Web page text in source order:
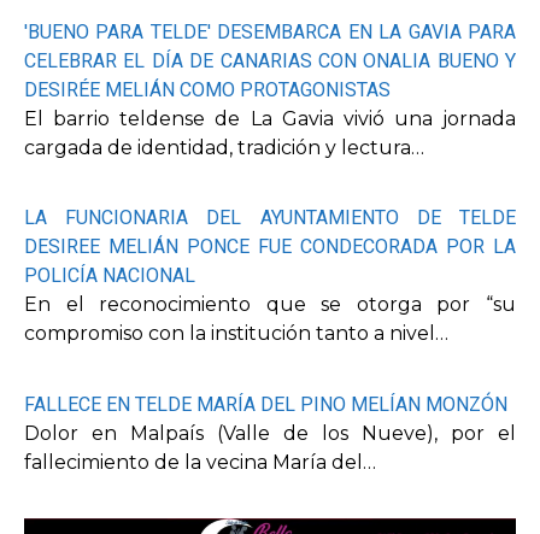
'BUENO PARA TELDE' DESEMBARCA EN LA GAVIA PARA
CELEBRAR EL DÍA DE CANARIAS CON ONALIA BUENO Y
DESIRÉE MELIÁN COMO PROTAGONISTAS
El barrio teldense de La Gavia vivió una jornada
cargada de identidad, tradición y lectura…
LA FUNCIONARIA DEL AYUNTAMIENTO DE TELDE
DESIREE MELIÁN PONCE FUE CONDECORADA POR LA
POLICÍA NACIONAL
En el reconocimiento que se otorga por “su
compromiso con la institución tanto a nivel…
FALLECE EN TELDE MARÍA DEL PINO MELÍAN MONZÓN
Dolor en Malpaís (Valle de los Nueve), por el
fallecimiento de la vecina María del…